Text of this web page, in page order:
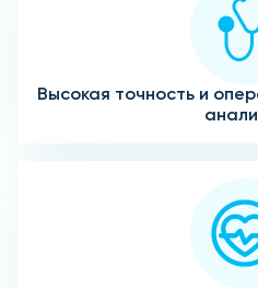
Высокая точность и